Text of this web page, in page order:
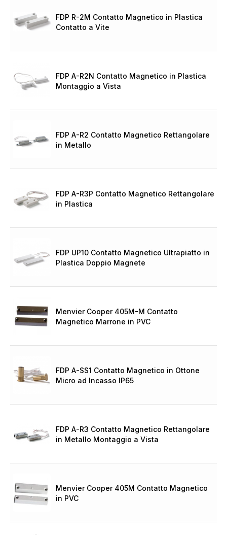
FDP R-2M Contatto Magnetico in Plastica
Contatto a Vite
FDP A-R2N Contatto Magnetico in Plastica
Montaggio a Vista
FDP A-R2 Contatto Magnetico Rettangolare
in Metallo
FDP A-R3P Contatto Magnetico Rettangolare
in Plastica
FDP UP10 Contatto Magnetico Ultrapiatto in
Plastica Doppio Magnete
Menvier Cooper 405M-M Contatto
Magnetico Marrone in PVC
FDP A-SS1 Contatto Magnetico in Ottone
Micro ad Incasso IP65
FDP A-R3 Contatto Magnetico Rettangolare
in Metallo Montaggio a Vista
Menvier Cooper 405M Contatto Magnetico
in PVC